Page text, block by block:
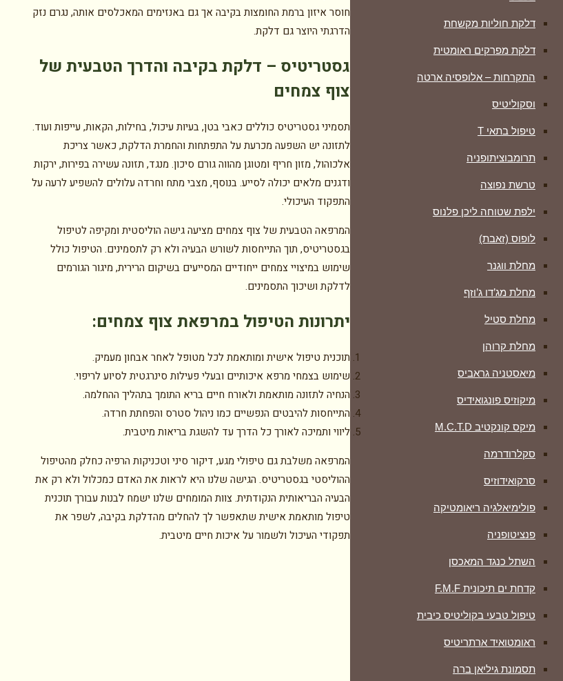
דלקת חוליות מקשחת
דלקת מפרקים ראומטית
התקרחות – אלופסיה ארטה
וסקוליטיס
טיפול בתאי T
תרומבוציתופניה
טרשת נפוצה
ילפת שטוחה ליכן פלנוס
לופוס (זאבת)
מחלת ווגנר
מחלת מג’דו ג’וזף
מחלת סטיל
מחלת קרוהן
מיאסטניה גראביס
מיקוזיס פונגואידיס
מיקס קונקטיב M.C.T.D
סקלרודרמה
סרקואידוזיס
פולימיאלגיה ריאומטיקה
‏פנציטופניה
השתל כנגד המאכסן
קדחת ים תיכונית F.M.F
טיפול טבעי בקוליטיס כיבית
ראומטואיד ארתריטיס
תסמונת גיליאן ברה
חוסר איזון ברמת החומצות בקיבה אך גם באנזימים המאכלסים אותה, נגרם נזק
הדרגתי היוצר גם דלקת.
גסטריטיס – דלקת בקיבה והדרך הטבעית של
צוף צמחים
תסמיני גסטריטיס כוללים כאבי בטן, בעיות עיכול, בחילות, הקאות, עייפות ועוד.
לתזונה יש השפעה מכרעת על התפתחות והחמרת הדלקת, כאשר צריכת
אלכוהול, מזון חריף ומטוגן מהווה גורם סיכון. מנגד, תזונה עשירה בפירות, ירקות
ודגנים מלאים יכולה לסייע. בנוסף, מצבי מתח וחרדה עלולים להשפיע לרעה על
התפקוד העיכולי.
המרפאה הטבעית של צוף צמחים מציעה גישה הוליסטית ומקיפה לטיפול
בגסטריטיס, תוך התייחסות לשורש הבעיה ולא רק לתסמינים. הטיפול כולל
שימוש במיצויי צמחים ייחודיים המסייעים בשיקום הרירית, מיגור הגורמים
לדלקת ושיכוך התסמינים.
יתרונות הטיפול במרפאת צוף צמחים:
תוכנית טיפול אישית ומותאמת לכל מטופל לאחר אבחון מעמיק.
שימוש בצמחי מרפא איכותיים ובעלי פעילות סינרגטית לסיוע לריפוי.
הנחיה לתזונה מותאמת ולאורח חיים בריא התומך בתהליך ההחלמה.
התייחסות להיבטים הנפשיים כמו ניהול סטרס והפחתת חרדה.
ליווי ותמיכה לאורך כל הדרך עד להשגת בריאות מיטבית.
המרפאה משלבת גם טיפולי מגע, דיקור סיני וטכניקות הרפיה כחלק מהטיפול
ההוליסטי בגסטריטיס. הגישה שלנו היא לראות את האדם כמכלול ולא רק את
הבעיה הבריאותית הנקודתית. צוות המומחים שלנו ישמח לבנות עבורך תוכנית
טיפול מותאמת אישית שתאפשר לך להחלים מהדלקת בקיבה, לשפר את
תפקודי העיכול ולשמור על איכות חיים מיטבית.